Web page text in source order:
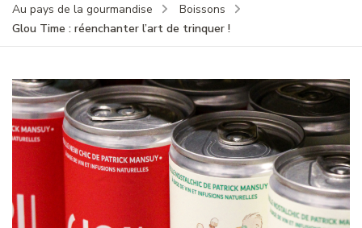
Au pays de la gourmandise
Boissons
Glou Time : réenchanter l’art de trinquer !